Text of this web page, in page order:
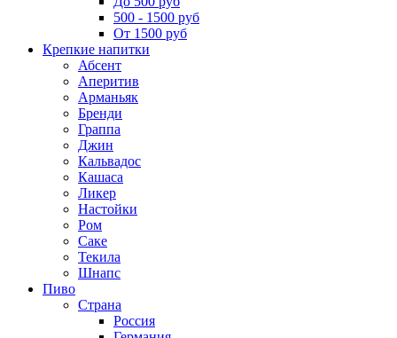
500 - 1500 руб
От 1500 руб
Крепкие напитки
Абсент
Аперитив
Арманьяк
Бренди
Граппа
Джин
Кальвадос
Кашаса
Ликер
Настойки
Ром
Саке
Текила
Шнапс
Пиво
Страна
Россия